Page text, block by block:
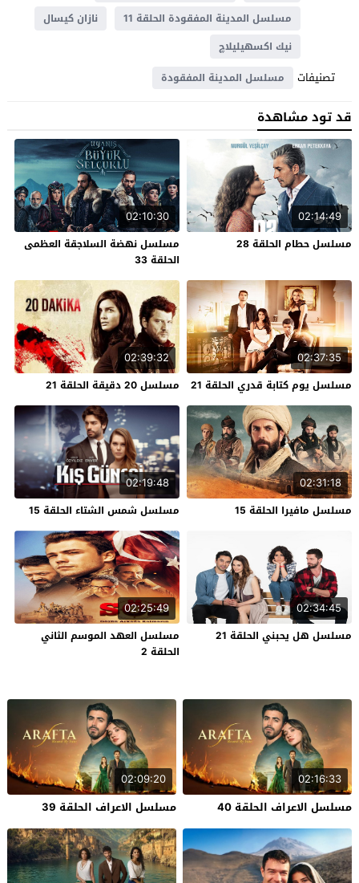
مسلسل المدينة المفقودة الحلقة 11
نازان كيسال
نيك اكسهيليلاچ
تصنيفات مسلسل المدينة المفقودة
قد تود مشاهدة
02:14:49
مسلسل حطام الحلقة 28
02:10:30
مسلسل نهضة السلاجقة العظمى
الحلقة 33
02:37:35
مسلسل يوم كتابة قدري الحلقة 21
02:39:32
مسلسل 20 دقيقة الحلقة 21
02:31:18
مسلسل مافيرا الحلقة 15
02:19:48
مسلسل شمس الشتاء الحلقة 15
02:34:45
مسلسل هل يحبني الحلقة 21
02:25:49
مسلسل العهد الموسم الثاني
الحلقة 2
02:16:33
مسلسل الاعراف الحلقة 40
02:09:20
مسلسل الاعراف الحلقة 39